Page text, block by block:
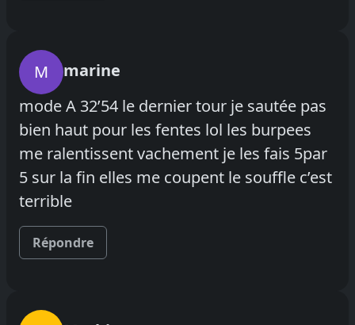
M
marine
mode A 32’54 le dernier tour je sautée pas
bien haut pour les fentes lol les burpees
me ralentissent vachement je les fais 5par
5 sur la fin elles me coupent le souffle c’est
terrible
Répondre